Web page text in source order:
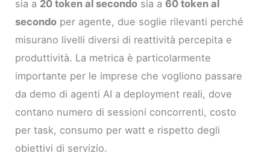
sia a 20 token al secondo sia a60 token al
secondo per agente, due soglie rilevanti perché
misurano livelli diversi di reattività percepita e
produttività. La metrica è particolarmente
importante per le imprese che vogliono passare
da demo di agenti AI a deployment reali, dove
contano numero di sessioni concorrenti, costo
per task, consumo per watt e rispetto degli
obiettivi di servizio.